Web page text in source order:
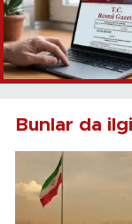
Bunlar da